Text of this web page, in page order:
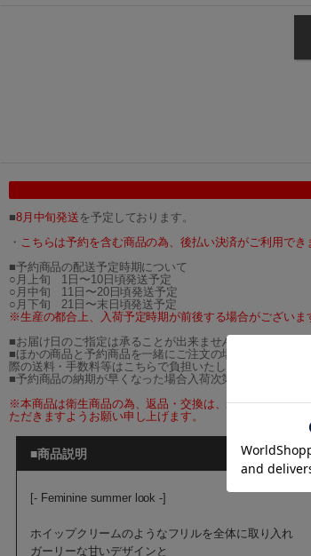
■8月中旬発送 を予定しております。
・ こちらは予約を含む商品の為、後払い決済がご利用でき
■予約商品の配送予定時期について
○月上旬 1日〜10日頃発送予定
○月中旬 11日〜20日頃発送予定
○月下旬 21日〜末日頃発送予定
※生産の都合上、入荷予定時期が前後する場合がございま
■お届け日のご指定は承ることが出来ませんのでお急ぎの
■ほかの商品と予約商品を一緒にご注文の場合は、在庫
際の送料・手数料等はこちらで負担いたします。）
■予約商品の納期が早くなった場合入荷次第発送させてい
※本商品は衛生商品の為、返品・交換は、未使用であっ
ただきますようお願い申し上げます。
■商品説明
[‐ Feminine summer look -]
ホイップクリームのようなフリルを全体に取り入れ
ガーリーな甘いデザインと